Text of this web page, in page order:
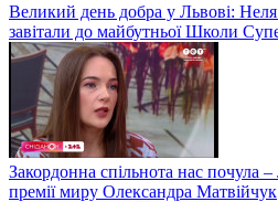
Великий день добра у Львові:
завітали до майбутньої Школи
Закордонна спільнота нас почула –
премії миру Олександра Матвійчук